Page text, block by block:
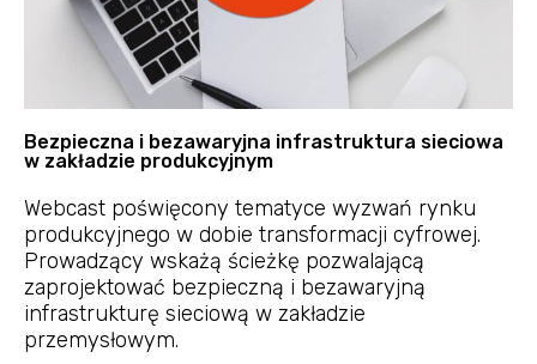
Bezpieczna i bezawaryjna infrastruktura sieciowa
w zakładzie produkcyjnym
Webcast poświęcony tematyce wyzwań rynku
produkcyjnego w dobie transformacji cyfrowej.
Prowadzący wskażą ścieżkę pozwalającą
zaprojektować bezpieczną i bezawaryjną
infrastrukturę sieciową w zakładzie
przemysłowym.